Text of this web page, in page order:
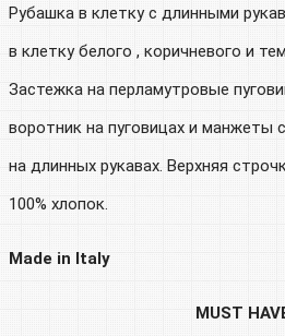
Рубашка в клетку с длинными
в клетку белого , коричневого и
Застежка на перламутровые
воротник на пуговицах и манжеты
на длинных рукавах. Верхняя
100% хлопок.
Made in Italy
MUST